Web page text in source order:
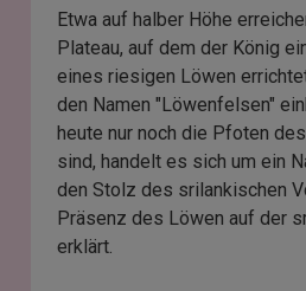
Etwa auf halber Höhe
Plateau, auf dem der König
eines riesigen Löwen
den Namen "Löwenfelsen"
heute nur noch die Pfoten
sind, handelt es sich um ein
den Stolz des srilankischen
Präsenz des Löwen auf der
erklärt.